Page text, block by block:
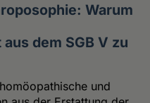
Warum
dem SGB V zu
und